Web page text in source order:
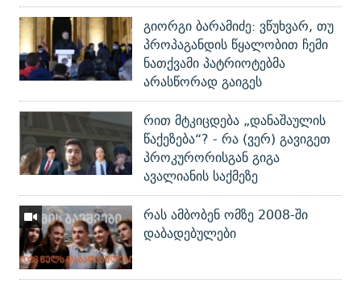
გიორგი ბარამიძე: ვწუხვარ, თუ
პროპაგანდის წყალობით ჩემი
ნათქვამი პატრიოტებმა
არასწორად გაიგეს
რით მტკიცდება „დანაშაულის
წაქეზება“? - რა (ვერ) გავიგეთ
პროკურორისგან გიგა
ავალიანის საქმეზე
რას ამბობენ ომზე 2008-ში
დაბადებულები